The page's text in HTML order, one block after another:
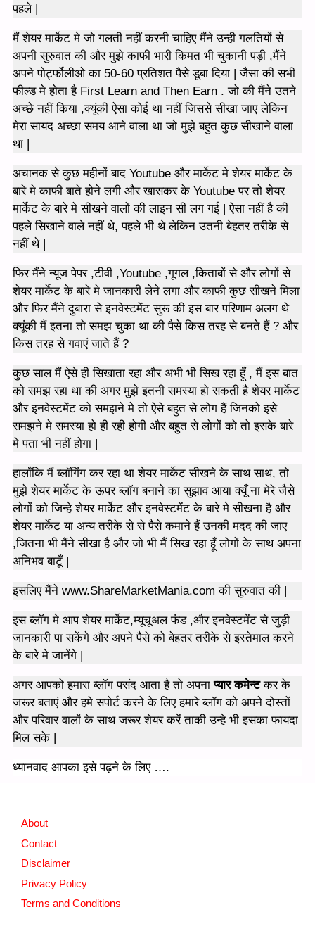
पहले |
मैं शेयर मार्केट मे जो गलती नहीं करनी चाहिए मैंने उन्ही गलतियों से
अपनी सुरुवात की और मुझे काफी भारी किमत भी चुकानी पड़ी ,मैंने
अपने पोर्ट्फोलीओ का 50-60 प्रतिशत पैसे डूबा दिया | जैसा की सभी
फील्ड मे होता है First Learn and Then Earn . जो की मैंने उतने
अच्छे नहीं किया ,क्यूंकी ऐसा कोई था नहीं जिससे सीखा जाए लेकिन
मेरा सायद अच्छा समय आने वाला था जो मुझे बहुत कुछ सीखाने वाला
था |
अचानक से कुछ महीनों बाद Youtube और मार्केट मे शेयर मार्केट के
बारे मे काफी बाते होने लगी और खासकर के Youtube पर तो शेयर
मार्केट के बारे मे सीखने वालों की लाइन सी लग गई | ऐसा नहीं है की
पहले सिखाने वाले नहीं थे, पहले भी थे लेकिन उतनी बेहतर तरीके से
नहीं थे |
फिर मैंने न्यूज पेपर ,टीवी ,Youtube ,गूगल ,किताबों से और लोगों से
शेयर मार्केट के बारे मे जानकारी लेने लगा और काफी कुछ सीखने मिला
और फिर मैंने दुबारा से इनवेस्टमेंट सुरू की इस बार परिणाम अलग थे
क्यूंकी मैं इतना तो समझ चुका था की पैसे किस तरह से बनते हैं ? और
किस तरह से गवाएं जाते हैं ?
कुछ साल मैं ऐसे ही सिखाता रहा और अभी भी सिख रहा हूँ , मैं इस बात
को समझ रहा था की अगर मुझे इतनी समस्या हो सकती है शेयर मार्केट
और इनवेस्टमेंट को समझने मे तो ऐसे बहुत से लोग हैं जिनको इसे
समझने मे समस्या हो ही रही होगी और बहुत से लोगों को तो इसके बारे
मे पता भी नहीं होगा |
हालाँकि मैं ब्लॉगिंग कर रहा था शेयर मार्केट सीखने के साथ साथ, तो
मुझे शेयर मार्केट के ऊपर ब्लॉग बनाने का सुझाव आया क्यूँ ना मेरे जैसे
लोगों को जिन्हे शेयर मार्केट और इनवेस्टमेंट के बारे मे सीखना है और
शेयर मार्केट या अन्य तरीके से से पैसे कमाने हैं उनकी मदद की जाए
,जितना भी मैंने सीखा है और जो भी मैं सिख रहा हूँ लोगों के साथ अपना
अनिभव बाटूँ |
इसलिए मैंने www.ShareMarketMania.com की सुरुवात की |
इस ब्लॉग मे आप शेयर मार्केट,म्यूचूअल फंड ,और इनवेस्टमेंट से जुड़ी
जानकारी पा सकेंगे और अपने पैसे को बेहतर तरीके से इस्तेमाल करने
के बारे मे जानेंगे |
अगर आपको हमारा ब्लॉग पसंद आता है तो अपनाप्यार कमेन्टकर के
जरूर बताएं और हमे सपोर्ट करने के लिए हमारे ब्लॉग को अपने दोस्तों
और परिवार वालों के साथ जरूर शेयर करें ताकी उन्हे भी इसका फायदा
मिल सके |
ध्यानवाद आपका इसे पढ़ने के लिए ….
About
Contact
Disclaimer
Privacy Policy
Terms and Conditions